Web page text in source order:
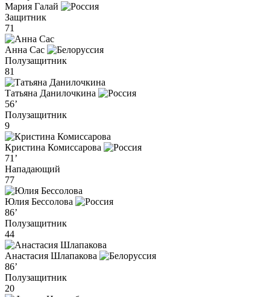
Мария Галай
Защитник
71
Анна Сас
Полузащитник
81
Татьяна Данилочкина
56’
Полузащитник
9
Кристина Комиссарова
71’
Нападающий
77
Юлия Бессолова
86’
Полузащитник
44
Анастасия Шлапакова
86’
Полузащитник
20